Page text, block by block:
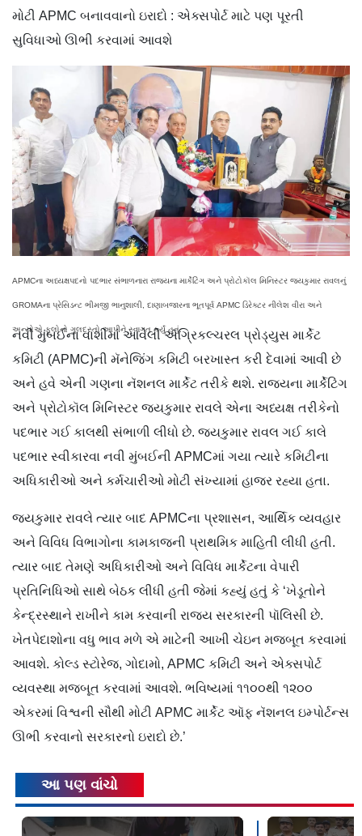
મોટી APMC બનાવવાનો ઇરાદો : એક્સપોર્ટ માટે પણ પૂરતી
સુવિધાઓ ઊભી કરવામાં આવશે
APMCના અધ્યક્ષપદનો પદભાર સંભાળનારા રાજ્યના માર્કેટિંગ અને પ્રોટોકૉલ મિનિસ્ટર જયકુમાર રાવલનું
GROMAના પ્રેસિડન્ટ ભીમજી ભાનુશાલી, દાણાબજારના ભૂતપૂર્વ APMC ડિરેક્ટર નીલેશ વીરા અને
અન્યોએ ફૂલોનો ગુલદસ્તો આપીને સ્વાગત કર્યું હતું.
નવી મુંબઈના વાશીમાં આવેલી ઍગ્રિકલ્ચરલ પ્રોડ્યુસ માર્કેટ
કમિટી (APMC)ની મૅનેજિંગ કમિટી બરખાસ્ત કરી દેવામાં આવી છે
અને હવે એની ગણના નૅશનલ માર્કેટ તરીકે થશે. રાજ્યના માર્કેટિંગ
અને પ્રોટોકૉલ મિનિસ્ટર જયકુમાર રાવલે એના અધ્યક્ષ તરીકેનો
પદભાર ગઈ કાલથી સંભાળી લીધો છે. જયકુમાર રાવલ ગઈ કાલે
પદભાર સ્વીકારવા નવી મુંબઈની APMCમાં ગયા ત્યારે કમિટીના
અધિકારીઓ અને કર્મચારીઓ મોટી સંખ્યામાં હાજર રહ્યા હતા.
જયકુમાર રાવલે ત્યાર બાદ APMCના પ્રશાસન, આર્થિક વ્યવહાર
અને વિવિધ વિભાગોના કામકાજની પ્રાથમિક માહિતી લીધી હતી.
ત્યાર બાદ તેમણે અધિકારીઓ અને વિવિધ માર્કેટના વેપારી
પ્રતિનિધિઓ સાથે બેઠક લીધી હતી જેમાં કહ્યું હતું કે ‘ખેડૂતોને
કેન્દ્રસ્થાને રાખીને કામ કરવાની રાજ્ય સરકારની પૉલિસી છે.
ખેતપેદાશોના વધુ ભાવ મળે એ માટેની આખી ચેઇન મજબૂત કરવામાં
આવશે. કોલ્ડ સ્ટોરેજ, ગોદામો, APMC કમિટી અને એક્સપોર્ટ
વ્યવસ્થા મજબૂત કરવામાં આવશે. ભવિષ્યમાં ૧૧૦૦થી ૧૨૦૦
એકરમાં વિશ્વની સૌથી મોટી APMC માર્કેટ ઑફ નૅશનલ ઇમ્પોર્ટન્સ
ઊભી કરવાનો સરકારનો ઇરાદો છે.’
આ પણ વાંચો